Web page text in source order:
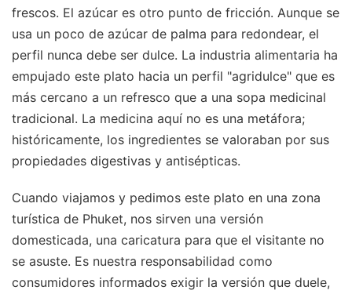
frescos. El azúcar es otro punto de fricción. Aunque se
usa un poco de azúcar de palma para redondear, el
perfil nunca debe ser dulce. La industria alimentaria ha
empujado este plato hacia un perfil "agridulce" que es
más cercano a un refresco que a una sopa medicinal
tradicional. La medicina aquí no es una metáfora;
históricamente, los ingredientes se valoraban por sus
propiedades digestivas y antisépticas.
Cuando viajamos y pedimos este plato en una zona
turística de Phuket, nos sirven una versión
domesticada, una caricatura para que el visitante no
se asuste. Es nuestra responsabilidad como
consumidores informados exigir la versión que duele,